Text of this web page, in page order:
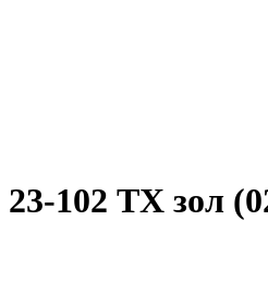
102 TX зол